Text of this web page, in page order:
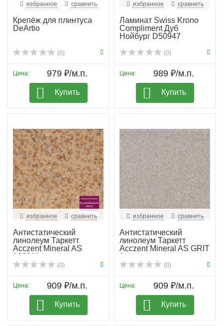
избранное сравнить
Крепёж для плинтуса
DeArtio
(0)
Цена: 979 ₽/м.п.
Купить
избранное сравнить
Ламинат Swiss Krono
Compliment Дуб
Нойбург D50947
(0)
Цена: 989 ₽/м.п.
Купить
избранное сравнить
Антистатический
линолеум Таркетт
Acczent Mineral AS
100011
(0)
Цена: 909 ₽/м.п.
Купить
избранное сравнить
Антистатический
линолеум Таркетт
Acczent Mineral AS GRIT
1
(0)
Цена: 909 ₽/м.п.
Купить